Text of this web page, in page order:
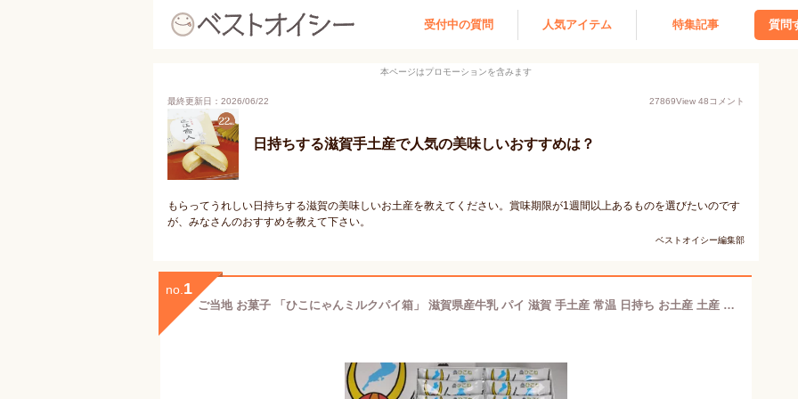
受付中の質問 人気アイテム 特集記事 質問
本ページはプロモーションを含みます
最終更新日：2026/06/22 27869View 48コメント
日持ちする滋賀手土産で人気の美味しいおすすめは？
もらってうれしい日持ちする滋賀の美味しいお土産を教えてください。賞味期限が1週間以上あるものを選びたいのです
が、みなさんのおすすめを教えて下さい。
ベストオイシー編集部
no. 1
ご当地 お菓子 「ひこにゃんミルクパイ箱」 滋賀県産牛乳 パイ 滋賀 手土産 常温 日持ち お土産 土産 ミルク ギフト スイーツ ひこにゃん おやつ おいしがうれしが 洋菓子 あす楽 お歳暮 地蔵盆 お中元 茶菓子